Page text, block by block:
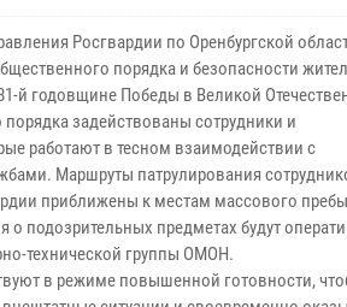
Росгвардии по Оренбургской
порядка и безопасности
й годовщине Победы в Великой
задействованы сотрудники и
работают в тесном взаимодействии с
Маршруты патрулирования
приближены к местам массового
подозрительных предметах будут
технической группы ОМОН.
в режиме повышенной готовности,